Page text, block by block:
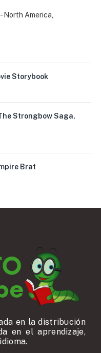
North America
Storybook
Strongbow Saga,
Brat
en la distribución
en el aprendizaje,